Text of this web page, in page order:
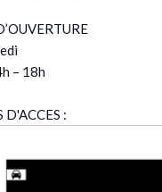
– 18h
: